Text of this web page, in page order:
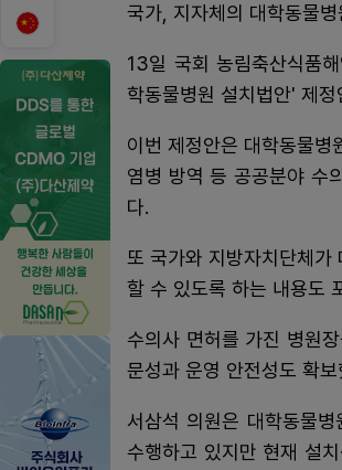
국가, 지자체의 대학동물
13일 국회 농림축산식품
학동물병원 설치법안' 제
이번 제정안은 대학동물병
염병 방역 등 공공분야 수
다.
또 국가와 지방자치단체가
할 수 있도록 하는 내용도
수의사 면허를 가진 병원
문성과 운영 안전성도 확보
서삼석 의원은 대학동물
수행하고 있지만 현재 설치